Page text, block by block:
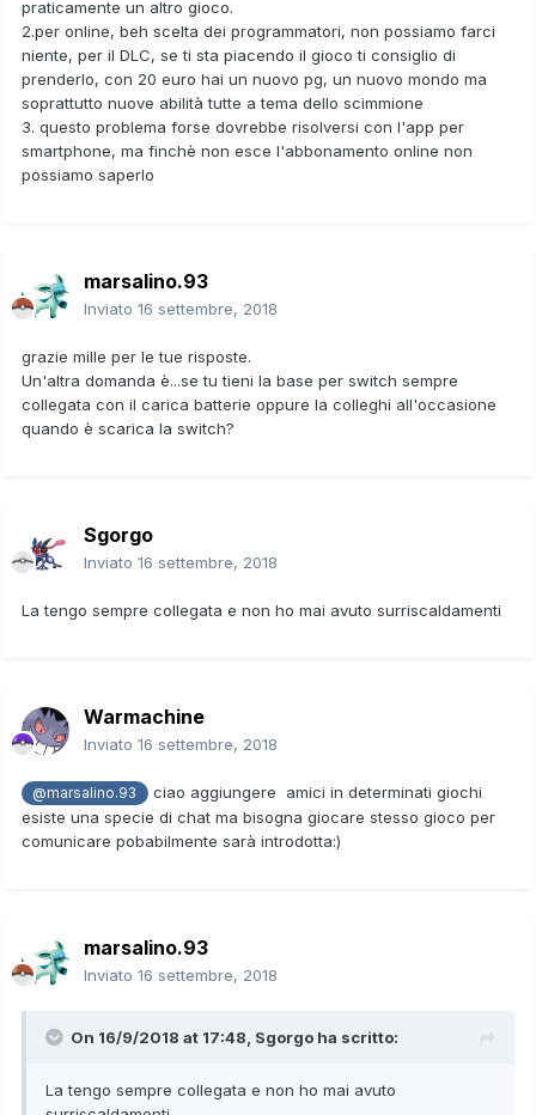
praticamente un altro gioco.
2.per online, beh scelta dei programmatori, non possiamo farci
niente, per il DLC, se ti sta piacendo il gioco ti consiglio di
prenderlo, con 20 euro hai un nuovo pg, un nuovo mondo ma
soprattutto nuove abilità tutte a tema dello scimmione
3. questo problema forse dovrebbe risolversi con l'app per
smartphone, ma finchè non esce l'abbonamento online non
possiamo saperlo
marsalino.93
Inviato 16 settembre, 2018
grazie mille per le tue risposte.
Un'altra domanda è...se tu tieni la base per switch sempre
collegata con il carica batterie oppure la colleghi all'occasione
quando è scarica la switch?
Sgorgo
Inviato 16 settembre, 2018
La tengo sempre collegata e non ho mai avuto surriscaldamenti
Warmachine
Inviato 16 settembre, 2018
@marsalino.93
ciao aggiungere amici in determinati giochi
esiste una specie di chat ma bisogna giocare stesso gioco per
comunicare pobabilmente sarà introdotta:)
marsalino.93
Inviato 16 settembre, 2018
On 16/9/2018 at 17:48, Sgorgo ha scritto:
La tengo sempre collegata e non ho mai avuto